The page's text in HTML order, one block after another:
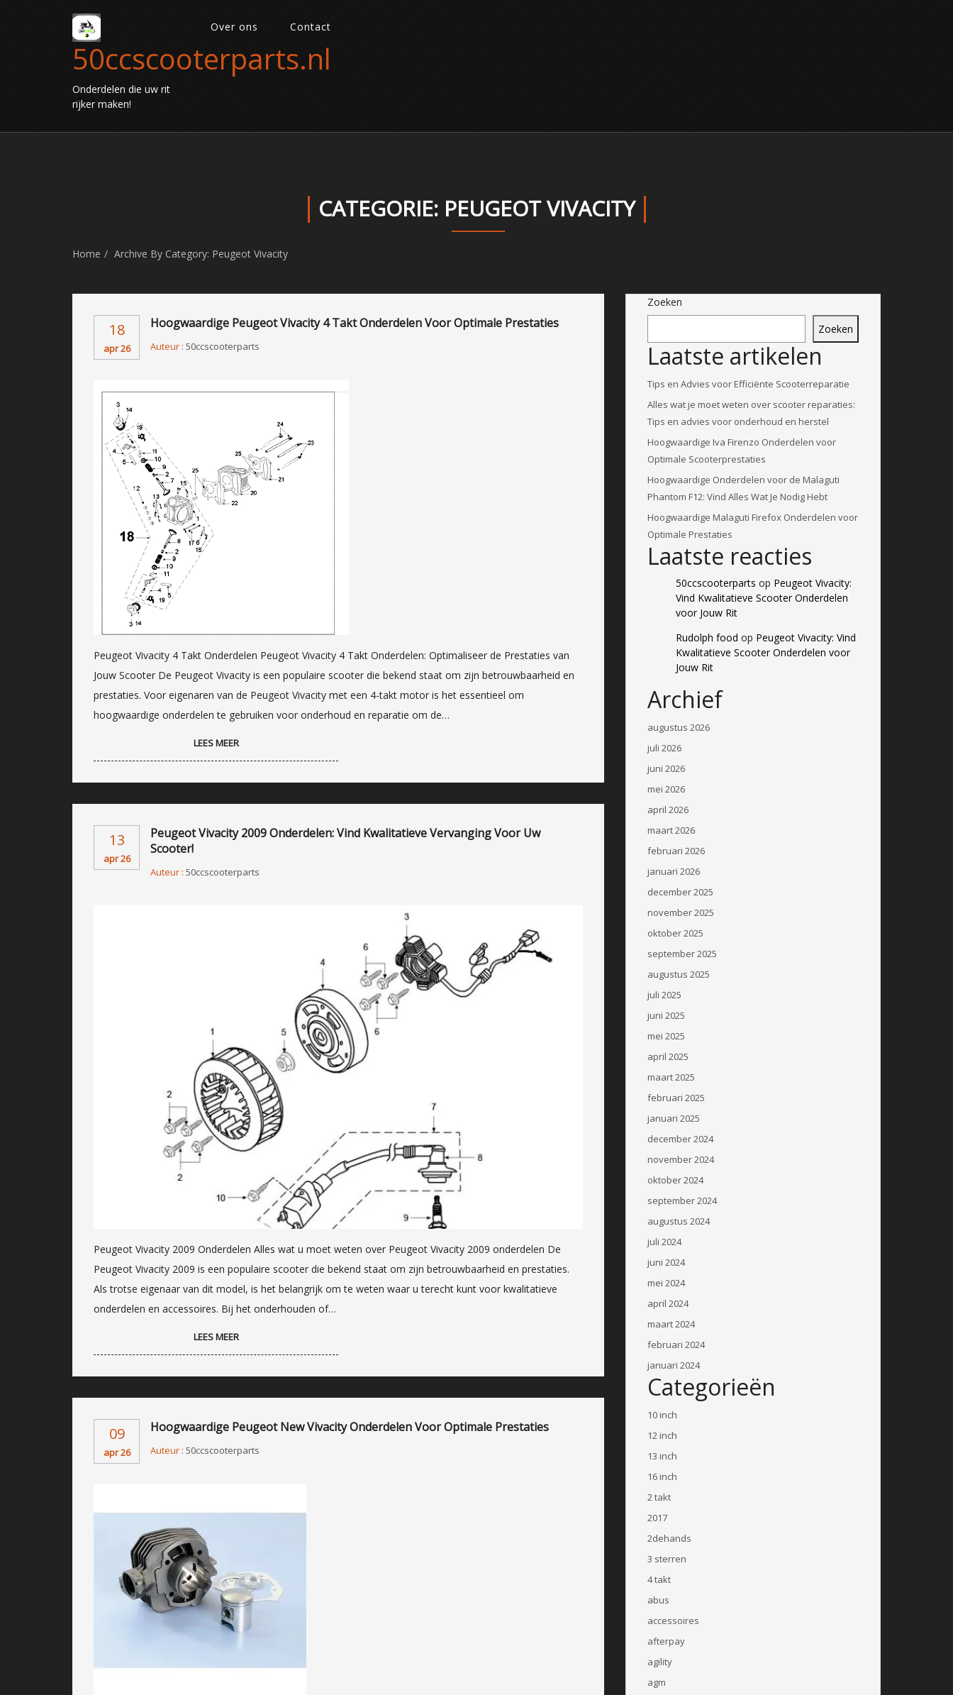
50ccscooterparts.nl
Onderdelen die uw rit
rijker maken!
Over ons Contact
CATEGORIE: PEUGEOT VIVACITY
Home Archive By Category: Peugeot Vivacity
18
apr 26
Hoogwaardige Peugeot Vivacity 4 Takt Onderdelen Voor Optimale Prestaties
Auteur : 50ccscooterparts
Peugeot Vivacity 4 Takt Onderdelen Peugeot Vivacity 4 Takt Onderdelen: Optimaliseer de Prestaties van
Jouw Scooter De Peugeot Vivacity is een populaire scooter die bekend staat om zijn betrouwbaarheid en
prestaties. Voor eigenaren van de Peugeot Vivacity met een 4-takt motor is het essentieel om
hoogwaardige onderdelen te gebruiken voor onderhoud en reparatie om de…
LEES MEER
13
apr 26
Peugeot Vivacity 2009 Onderdelen: Vind Kwalitatieve Vervanging Voor Uw
Scooter!
Auteur : 50ccscooterparts
Peugeot Vivacity 2009 Onderdelen Alles wat u moet weten over Peugeot Vivacity 2009 onderdelen De
Peugeot Vivacity 2009 is een populaire scooter die bekend staat om zijn betrouwbaarheid en prestaties.
Als trotse eigenaar van dit model, is het belangrijk om te weten waar u terecht kunt voor kwalitatieve
onderdelen en accessoires. Bij het onderhouden of…
LEES MEER
09
apr 26
Hoogwaardige Peugeot New Vivacity Onderdelen Voor Optimale Prestaties
Auteur : 50ccscooterparts
Zoeken
Zoeken
Laatste artikelen
Tips en Advies voor Efficiënte Scooterreparatie
Alles wat je moet weten over scooter reparaties:
Tips en advies voor onderhoud en herstel
Hoogwaardige Iva Firenzo Onderdelen voor
Optimale Scooterprestaties
Hoogwaardige Onderdelen voor de Malaguti
Phantom F12: Vind Alles Wat Je Nodig Hebt
Hoogwaardige Malaguti Firefox Onderdelen voor
Optimale Prestaties
Laatste reacties
50ccscooterparts op Peugeot Vivacity:
Vind Kwalitatieve Scooter Onderdelen
voor Jouw Rit
Rudolph food op Peugeot Vivacity: Vind
Kwalitatieve Scooter Onderdelen voor
Jouw Rit
Archief
augustus 2026
juli 2026
juni 2026
mei 2026
april 2026
maart 2026
februari 2026
januari 2026
december 2025
november 2025
oktober 2025
september 2025
augustus 2025
juli 2025
juni 2025
mei 2025
april 2025
maart 2025
februari 2025
januari 2025
december 2024
november 2024
oktober 2024
september 2024
augustus 2024
juli 2024
juni 2024
mei 2024
april 2024
maart 2024
februari 2024
januari 2024
Categorieën
10 inch
12 inch
13 inch
16 inch
2 takt
2017
2dehands
3 sterren
4 takt
abus
accessoires
afterpay
agility
agm